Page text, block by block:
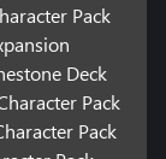
Pack
Deck
Pack
Pack